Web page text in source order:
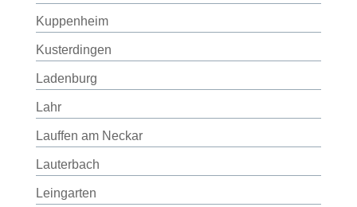
Kuppenheim
Kusterdingen
Ladenburg
Lahr
Lauffen am Neckar
Lauterbach
Leingarten